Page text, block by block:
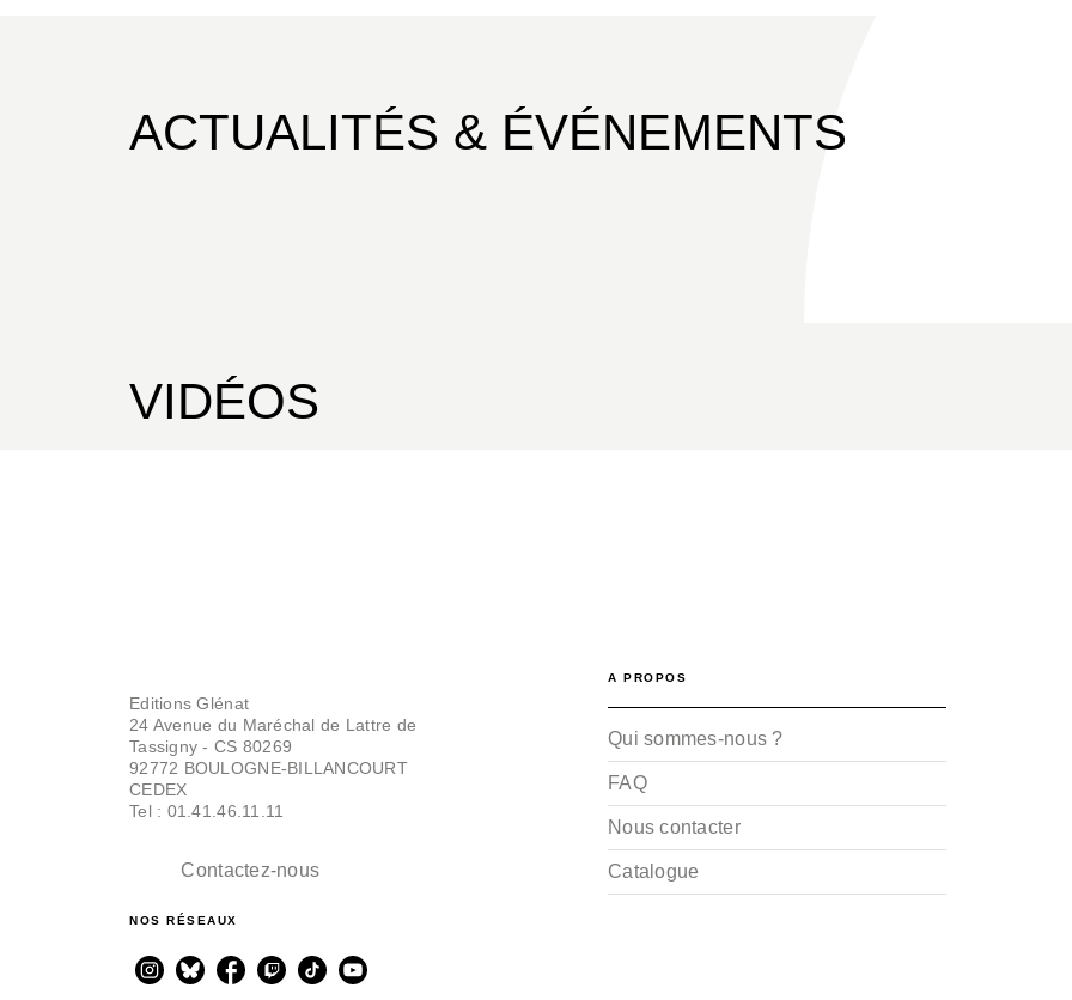
ACTUALITÉS & ÉVÉNEMENTS
VIDÉOS
Editions Glénat
24 Avenue du Maréchal de Lattre de
Tassigny - CS 80269
92772 BOULOGNE-BILLANCOURT
CEDEX
Tel : 01.41.46.11.11
Contactez-nous
NOS RÉSEAUX
A PROPOS
Qui sommes-nous ?
FAQ
Nous contacter
Catalogue